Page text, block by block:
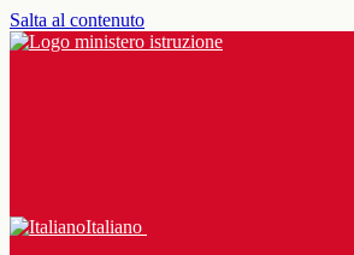
Salta al contenuto
Italiano